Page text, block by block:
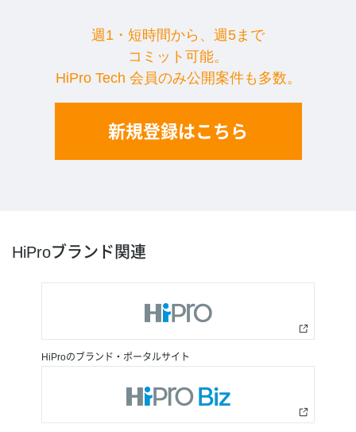
週1・短時間から、週5まで
コミット可能。
HiPro Tech 会員のみ公開案件も多数。
新規登録はこちら
HiProブランド関連
HiProのブランド・ポータルサイト